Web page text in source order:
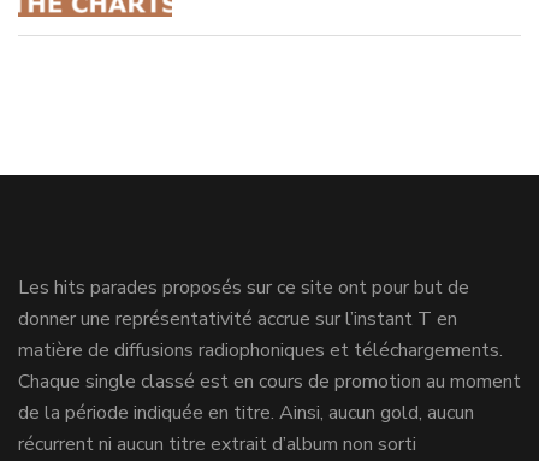
Les hits parades proposés sur ce site ont pour but de
donner une représentativité accrue sur l’instant T en
matière de diffusions radiophoniques et téléchargements.
Chaque single classé est en cours de promotion au moment
de la période indiquée en titre. Ainsi, aucun gold, aucun
récurrent ni aucun titre extrait d’album non sorti